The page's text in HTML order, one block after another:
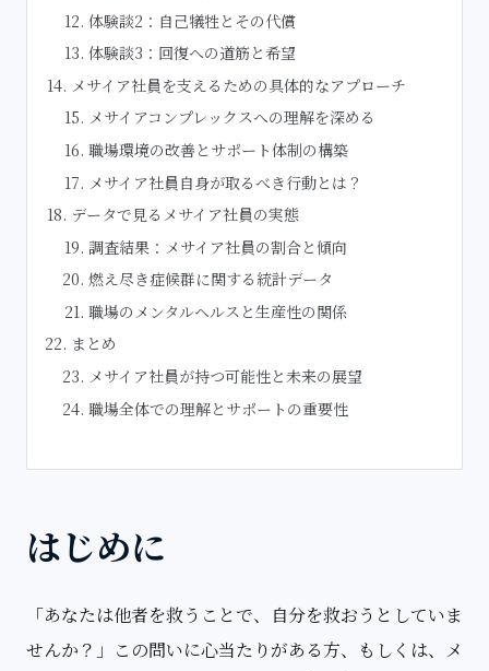
体験談2：自己犠牲とその代償
体験談3：回復への道筋と希望
メサイア社員を支えるための具体的なアプローチ
メサイアコンプレックスへの理解を深める
職場環境の改善とサポート体制の構築
メサイア社員自身が取るべき行動とは？
データで見るメサイア社員の実態
調査結果：メサイア社員の割合と傾向
燃え尽き症候群に関する統計データ
職場のメンタルヘルスと生産性の関係
まとめ
メサイア社員が持つ可能性と未来の展望
職場全体での理解とサポートの重要性
はじめに
「あなたは他者を救うことで、自分を救おうとしていま
せんか？」この問いに心当たりがある方、もしくは、メ